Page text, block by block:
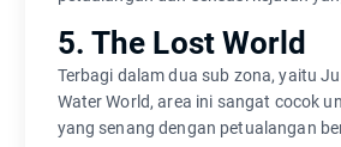
5. The Lost World
Terbagi dalam dua sub zona, yaitu
Water World, area ini sangat cocok
yang senang dengan petualangan